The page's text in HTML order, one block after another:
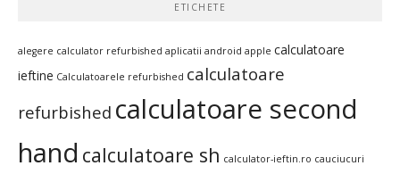
ETICHETE
alegere calculator refurbished aplicatii android apple calculatoare
ieftine Calculatoarele refurbished calculatoare
refurbished calculatoare second
hand calculatoare sh calculator-ieftin.ro cauciucuri